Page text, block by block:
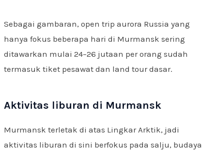
Sebagai gambaran, open trip aurora Russia yang
hanya fokus beberapa hari di Murmansk sering
ditawarkan mulai 24–26 jutaan per orang sudah
termasuk tiket pesawat dan land tour dasar.
Aktivitas liburan di Murmansk
Murmansk terletak di atas Lingkar Arktik, jadi
aktivitas liburan di sini berfokus pada salju, budaya